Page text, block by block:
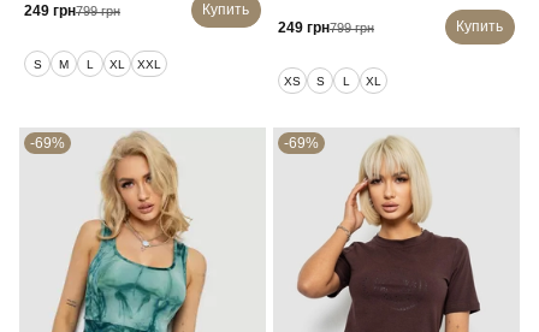
249 грн799 грн Купить
S M L XL XXL
249 грн799 грн Купить
XS S L XL
-69% -69%